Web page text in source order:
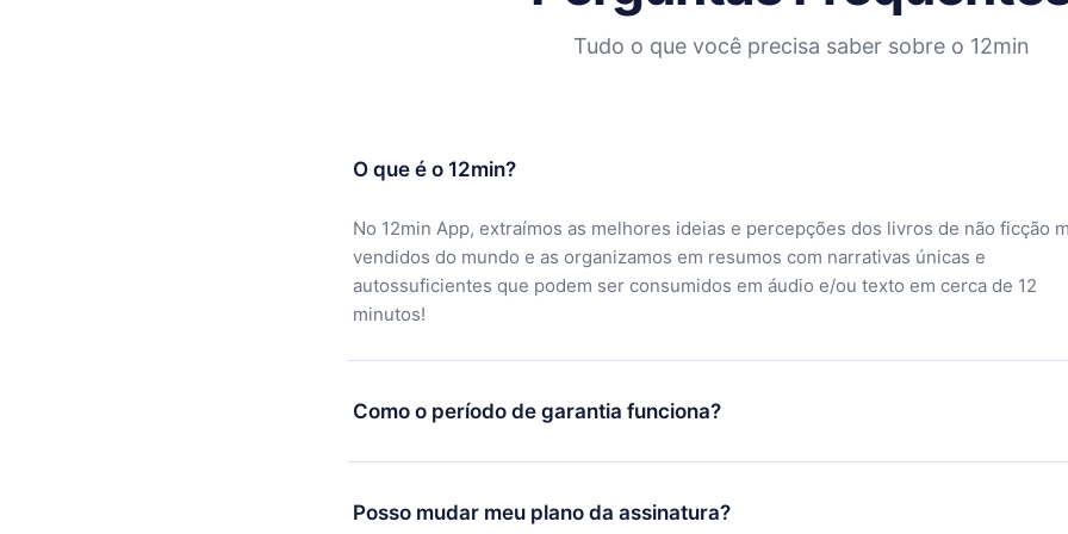
Tudo o que você precisa saber sobre o 12min
O que é o 12min?
No 12min App, extraímos as melhores ideias e percepções dos livros de não ficção
vendidos do mundo e as organizamos em resumos com narrativas únicas e
autossuficientes que podem ser consumidos em áudio e/ou texto em cerca de 12
minutos!
Como o período de garantia funciona?
Você pode baixar nosso aplicativo e começar a aproveitar nossa biblioteca. Se por
motivo não ficar satisfeito com nossa plataforma, basta entrar em contato com nossa
equipe de suporte (contato@12min.com) em até 7 dias após a compra e solicitar o
Posso mudar meu plano da assinatura?